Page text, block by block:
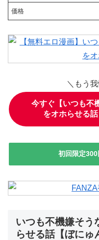
価格
＼もう
今すぐ【いつも不
をオホらせる
初回限定
いつも不機嫌そう
らせる話【ぼにゅ